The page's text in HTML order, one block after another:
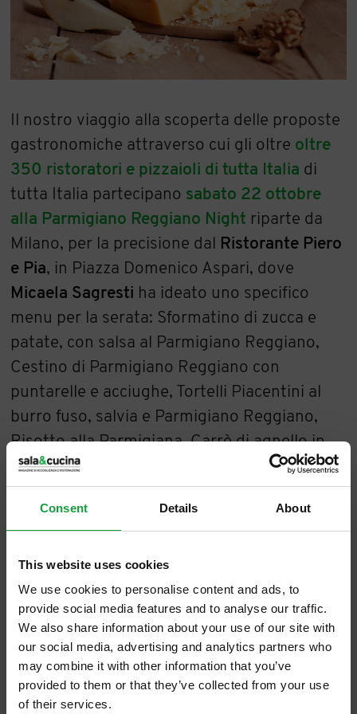
Consent Details About
This website uses cookies
We use cookies to personalise content and ads, to
provide social media features and to analyse our traffic.
We also share information about your use of our site with
our social media, advertising and analytics partners who
may combine it with other information that you’ve
provided to them or that they’ve collected from your use
of their services.
Il nostro viaggio alla scoperta delle proposte
gastronomiche attraverso cui gli oltre oltre
350 ristoratori e pizzaioli di tutta Italia di
tutta Italia partecipano sabato 22 ottobre
alla Parmigiano Reggiano Night riparte da
Milano, per la precisione dal
Ristorante Piero
e Pia, in Piazza Domenico Aspari, dove
Micaela Sagresti ha ideato uno specifico
menu per la serata: Sformatino di zucca e
patate, con salsa al Parmigiano Reggiano,
Cestino di Parmigiano Reggiano con
puntarelle e acciughe, Tortelli Piacentini al
burro fuso, salvia e Parmigiano Reggiano,
Risotto alla Parmigiana, Carrè di agnello in
panure di Parmigiano Reggiano, Finocchi
gratinati al Parmigiano Reggiano, Tarte tatin
di pere e gelato al Parmigiano Reggiano,
al numero 02 718541.
AlSacromonte di Varese, Silvio Battistoni
del Ristorante Hotel Colonnepropone “il
risotto carnaroli con pere e Parmigiano
Reggiano. Dopo un mini di soffritto di cipolla
dolce e dadolini di pera la tostatura del riso,